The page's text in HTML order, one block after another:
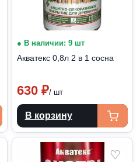
● В наличии: 9 шт
Акватекс 0,8л 2 в 1 сосна
630 ₽/ шт
В корзину
♡